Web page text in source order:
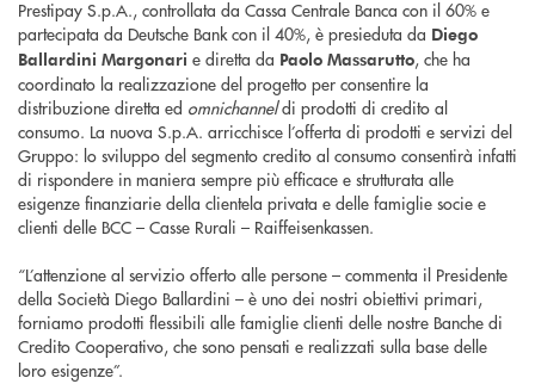
Prestipay S.p.A., controllata da Cassa Centrale Banca con il 60% e
partecipata da Deutsche Bank con il 40%, è presieduta da Diego
Ballardini Margonari e diretta da Paolo Massarutto, che ha
coordinato la realizzazione del progetto per consentire la
distribuzione diretta ed omnichanneldi prodotti di credito al
consumo. La nuova S.p.A. arricchisce l’offerta di prodotti e servizi del
Gruppo: lo sviluppo del segmento credito al consumo consentirà infatti
di rispondere in maniera sempre più efficace e strutturata alle
esigenze finanziarie della clientela privata e delle famiglie socie e
clienti delle BCC – Casse Rurali – Raiffeisenkassen.
“L’attenzione al servizio offerto alle persone – commenta il Presidente
della Società Diego Ballardini – è uno dei nostri obiettivi primari,
forniamo prodotti flessibili alle famiglie clienti delle nostre Banche di
Credito Cooperativo, che sono pensati e realizzati sulla base delle
loro esigenze”.